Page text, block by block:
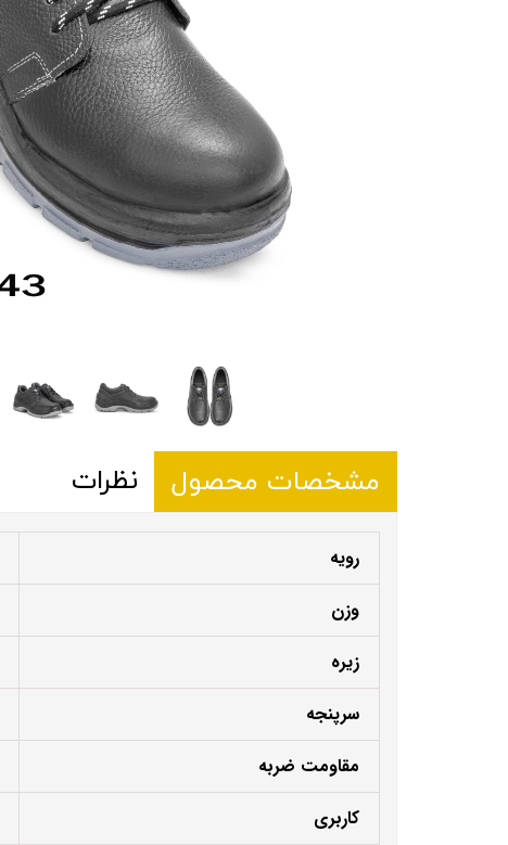
مشخصات محصول نظرات
رویه
وزن
زیره
سرپنجه
مقاومت ضربه
کاربری